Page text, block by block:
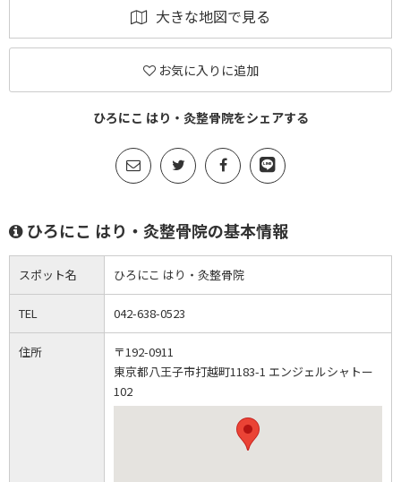
大きな地図で見る
お気に入りに追加
ひろにこ はり・灸整骨院をシェアする
ひろにこ はり・灸整骨院の基本情報
スポット名 ひろにこ はり・灸整骨院
TEL 042-638-0523
住所
〒192-0911
東京都八王子市打越町1183-1 エンジェルシャトー
102